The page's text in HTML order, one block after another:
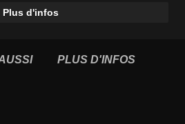
Plus d'infos
PLUS D'INFOS